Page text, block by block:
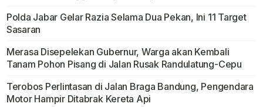
Polda Jabar Gelar Razia Selama Dua Pekan, Ini 11 Target
Sasaran
Merasa Disepelekan Gubernur, Warga akan Kembali
Tanam Pohon Pisang di Jalan Rusak Randulatung-Cepu
Terobos Perlintasan di Jalan Braga Bandung, Pengendara
Motor Hampir Ditabrak Kereta Api